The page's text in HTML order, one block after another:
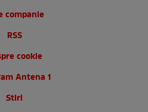
companie
RSS
cookie
Antena 1
Stiri